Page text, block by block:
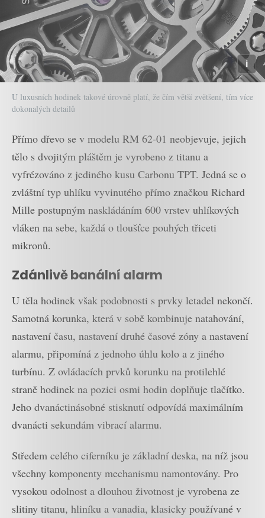
U luxusních hodinek takové úrovně platí, že čím větší zvětšení, tím více
dokonalých detailů
Přímo dřevo se v modelu RM 62-01 neobjevuje, jejich
tělo s dvojitým pláštěm je vyrobeno z titanu a
vyfrézováno z jediného kusu Carbonu TPT. Jedná se o
zvláštní typ uhlíku vyvinutého přímo značkou Richard
Mille postupným naskládáním 600 vrstev uhlíkových
vláken na sebe, každá o tloušťce pouhých třiceti
mikronů.
Zdánlivě banální alarm
U těla hodinek však podobnosti s prvky letadel nekončí.
Samotná korunka, která v sobě kombinuje natahování,
nastavení času, nastavení druhé časové zóny a nastavení
alarmu, připomíná z jednoho úhlu kolo a z jiného
turbínu. Z ovládacích prvků korunku na protilehlé
straně hodinek na pozici osmi hodin doplňuje tlačítko.
Jeho dvanáctinásobné stisknutí odpovídá maximálním
dvanácti sekundám vibrací alarmu.
Středem celého ciferníku je základní deska, na níž jsou
všechny komponenty mechanismu namontovány. Pro
vysokou odolnost a dlouhou životnost je vyrobena ze
slitiny titanu, hliníku a vanadia, klasicky používané v